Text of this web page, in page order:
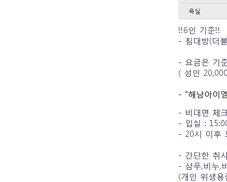
욕실
!!6인 기준!!
- 침대방(더
- 요금은 기
( 성인
- “해남아이
- 비대면 체
- 입실 :
- 20시 이후
- 간단한 취
- 샴푸,비누,
(개인 위생